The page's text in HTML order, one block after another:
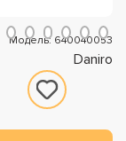
Модель: 640040053
Daniro